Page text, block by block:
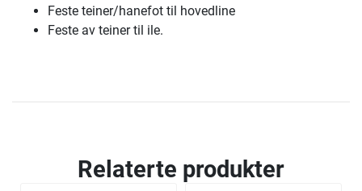
Feste teiner/hanefot til hovedline
Feste av teiner til ile.
Relaterte produkter